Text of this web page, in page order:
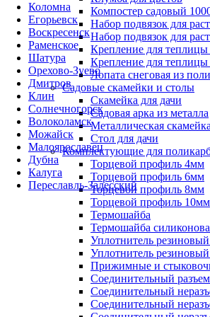
Коломна
Егорьевск
Воскресенск
Раменское
Шатура
Орехово-Зуево
Дмитров
Клин
Солнечногорск
Волоколамск
Можайск
Малоярославец
Дубна
Калуга
Переславль-Залесский
Компостер садовый
Набор подвязок для
Набор подвязок для
Крепление для теплицы
Крепление для теплицы
Лопата снеговая из
Садовые скамейки и столы
Скамейка для дачи
Садовая арка из металла
Металлическая
Стол для дачи
Комплектующие для
Торцевой профиль 4мм
Торцевой профиль 6мм
Торцевой профиль 8мм
Торцевой профиль 10мм
Термошайба
Термошайба
Уплотнитель
Уплотнитель
Прижимные и
Соединительный
Соединительный
Соединительный